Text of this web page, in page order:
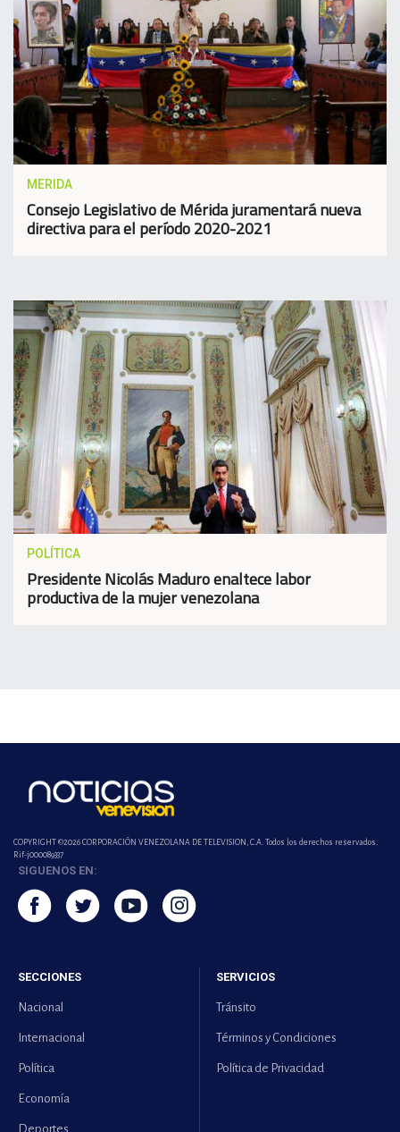
MERIDA
Consejo Legislativo de Mérida juramentará nueva
directiva para el período 2020-2021
POLÍTICA
Presidente Nicolás Maduro enaltece labor
productiva de la mujer venezolana
COPYRIGHT ©2026 CORPORACIÓN VENEZOLANA DE TELEVISION, C.A. Todos los derechos reservados.
Rif-j000089337
SIGUENOS EN:
SECCIONES
Nacional
Internacional
Política
Economía
Deportes
SERVICIOS
Tránsito
Términos y Condiciones
Política de Privacidad